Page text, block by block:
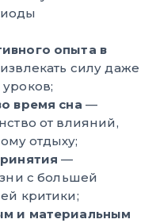
опыта в
силу даже
время сна —
от влияний,
отдыху;
—
с большей
критики;
и материальным